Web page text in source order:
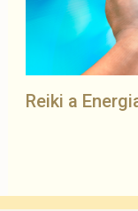
Reiki a